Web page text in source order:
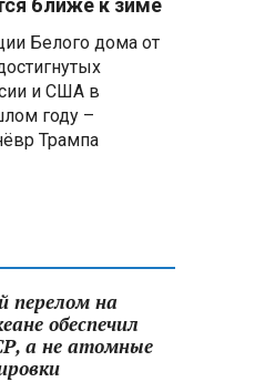
Алжира готовится
— МИД
области,
БелАЭС
на номинальную
диагностики
ближе к зиме
Белого дома от
и США в
году –
Трампа
перелом на
обеспечил
а не атомные